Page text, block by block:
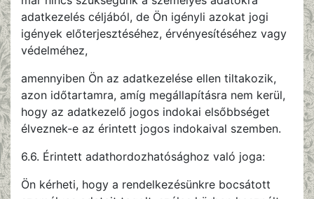
adatkezelés céljából, de Ön igényli azokat jogi
igények előterjesztéséhez, érvényesítéséhez vagy
védelméhez,
amennyiben Ön az adatkezelése ellen tiltakozik,
azon időtartamra, amíg megállapításra nem kerül,
hogy az adatkezelő jogos indokai elsőbbséget
élveznek-e az érintett jogos indokaival szemben.
6.6. Érintett adathordozhatósághoz való joga:
Ön kérheti, hogy a rendelkezésünkre bocsátott